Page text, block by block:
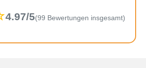
4.97/5(99 Bewertungen insgesamt)